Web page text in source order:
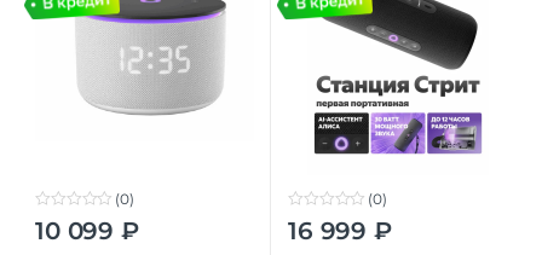
0
(0)
10 099 ₽
0
(0)
16 999 ₽